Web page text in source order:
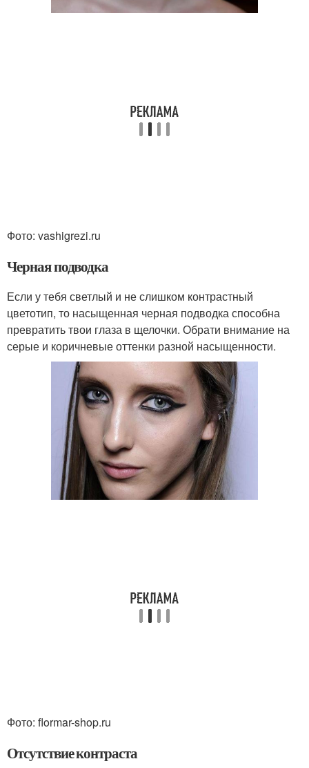
Фото: vashigrezi.ru
Черная подводка
Если у тебя светлый и не слишком контрастный
цветотип, то насыщенная черная подводка способна
превратить твои глаза в щелочки. Обрати внимание на
серые и коричневые оттенки разной насыщенности.
Фото: flormar-shop.ru
Отсутствие контраста